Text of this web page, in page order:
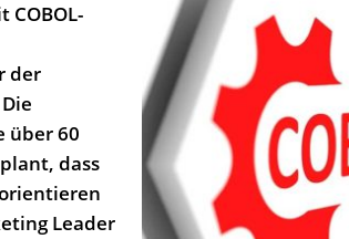
der
über 60
dass
Leader